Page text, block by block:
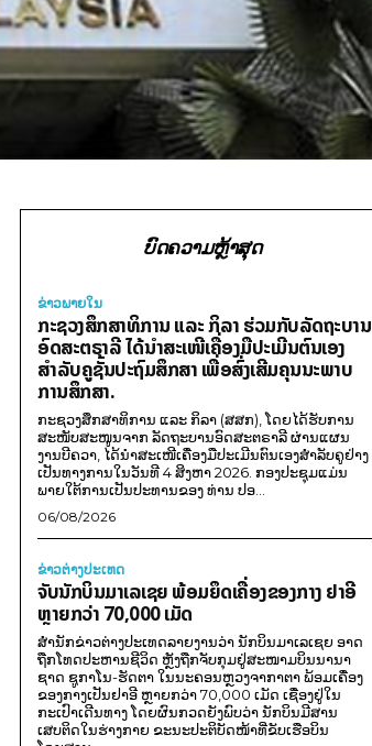
ບົດຄວາມຫຼ້າສຸດ
ຂ່າວພາຍ​ໃນ
ກະຊວງສຶກສາທິການ ແລະ ກິລາ ຮ່ວມກັບລັດຖະບານ
ອົດສະຕຣາລີ ໄດ້ນຳສະເໜີເຄື່ອງມືປະເມີນຕົນເອງ
ສຳລັບຄູຊັ້ນປະຖົມສຶກສາ ເພື່ອສົ່ງເສີມຄຸນນະພາບ
ການສຶກສາ.
ກະຊວງສຶກສາທິການ ແລະ ກິລາ (ສສກ), ໂດຍໄດ້ຮັບການ
ສະໜັບສະໜູນຈາກ ລັດຖະບານອົດສະຕຣາລີ ຜ່ານແຜນ
ງານບີຄວາ, ໄດ້ນຳສະເໜີເຄື່ອງມືປະເມີນຕົນເອງສຳລັບຄູຢ່າງ
ເປັນທາງການໃນວັນທີ 4 ສິງຫາ 2026. ກອງປະຊຸມແມ່ນ
ພາຍໃຕ້ການເປັນປະທານຂອງ ທ່ານ ປອ...
06/08/2026
ຂ່າວຕ່າງປະເທດ
ຈັບນັກບິນມາເລເຊຍ ພ້ອມຍຶດເຄື່ອງຂອງກາງ ຢາອີ
ຫຼາຍກວ່າ 70,000 ເມັດ
ສຳນັກຂ່າວຕ່າງປະເທດລາຍງານວ່າ ນັກບິນມາເລເຊຍ ອາດ
ຖືກໂທດປະຫານຊີວິດ ຫຼັງຖືກຈັບກຸມຢູ່ສະໜາມບິນນານາ
ຊາດ ຊູກາໂນ-ຮັດຕາ ໃນນະຄອນຫຼວງຈາກາຕາ ພ້ອມເຄື່ອງ
ຂອງກາງເປັນຢາອີ ຫຼາຍກວ່າ 70,000 ເມັດ ເຊື່ອງຢູ່ໃນ
ກະເປົາເດີນທາງ ໂດຍຜົນກວດຍັງພົບວ່າ ນັກບິນມີສານ
ເສບຕິດໃນຮ່າງກາຍ ຂະນະປະຕິບັດໜ້າທີ່ຂັບເຮືອບິນ